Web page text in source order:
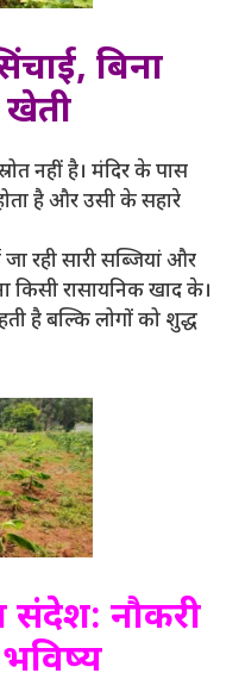
बिना
खेती
नहीं है। मंदिर के पास
है और उसी के सहारे
रही सारी सब्जियां और
किसी रासायनिक खाद के।
है बल्कि लोगों को शुद्ध
नौकरी